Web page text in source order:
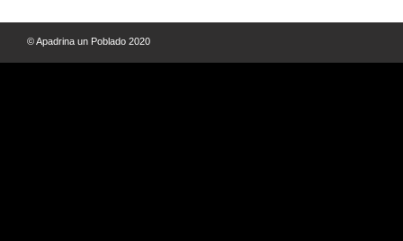
© Apadrina un Poblado 2020